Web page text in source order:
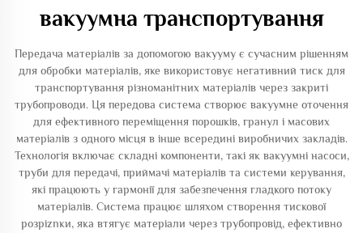
вакуумна транспортування
Передача матеріалів за допомогою вакууму є сучасним рішенням
для обробки матеріалів, яке використовує негативний тиск для
транспортування різноманітних матеріалів через закриті
трубопроводи. Ця передова система створює вакуумне оточення
для ефективного переміщення порошків, гранул і масових
матеріалів з одного місця в інше всередині виробничих закладів.
Технологія включає складні компоненти, такі як вакуумні насоси,
труби для передачі, приймачі матеріалів та системи керування,
які працюють у гармонії для забезпечення гладкого потоку
матеріалів. Система працює шляхом створення тискової
розріznки, яка втягує матеріали через трубопровід, ефективно